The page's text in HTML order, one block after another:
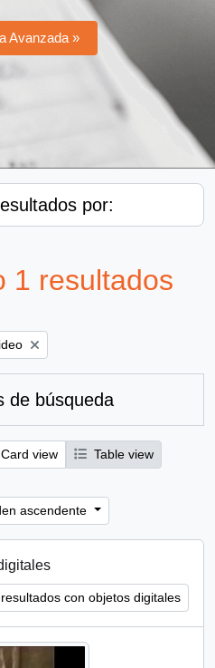
Avanzada »
por:
1 resultados
filter:
de búsqueda
Card view
Table view
ascendente
con objetos digitales